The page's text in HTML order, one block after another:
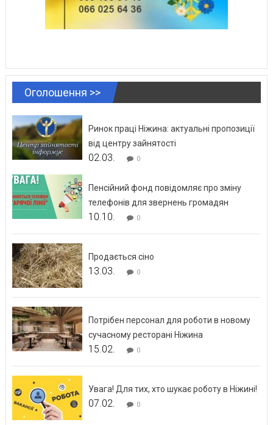
Оголошення >>
Ринок праці Ніжина: актуальні пропозиції
від центру зайнятості
02.03. 0
Пенсійний фонд повідомляє про зміну
телефонів для звернень громадян
10.10. 0
Продається сіно
13.03. 0
Потрібен персонал для роботи в новому
сучасному ресторані Ніжина
15.02. 0
Увага! Для тих, хто шукає роботу в Ніжині!
07.02. 0